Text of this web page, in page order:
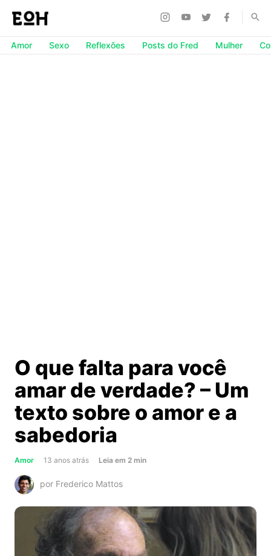
Amor Sexo Reflexões Posts do Fred Mulher
O que falta para você
amar de verdade? – Um
texto sobre o amor e a
sabedoria
Amor 13 anos atrás Leia about
que
para
você
amar
em 2 min
por Frederico Mattos